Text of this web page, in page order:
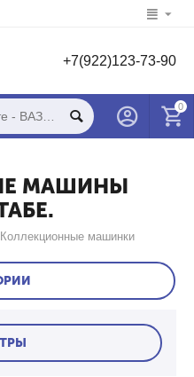
+7(922)123-73-90
0
МАШИНЫ
Коллекционные машинки